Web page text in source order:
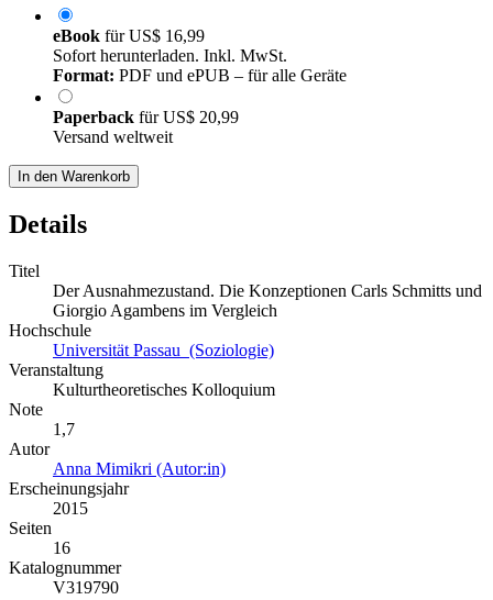
eBook fürUS$ 16,99
Sofort herunterladen. Inkl. MwSt.
Format: PDF und ePUB – für alle Geräte
Paperback fürUS$ 20,99
Versand weltweit
In den Warenkorb
Details
Titel
Der Ausnahmezustand. Die Konzeptionen Carls Schmitts und
Giorgio Agambens im Vergleich
Hochschule
Universität Passau (Soziologie)
Veranstaltung
Kulturtheoretisches Kolloquium
Note
1,7
Autor
Anna Mimikri (Autor:in)
Erscheinungsjahr
2015
Seiten
16
Katalognummer
V319790